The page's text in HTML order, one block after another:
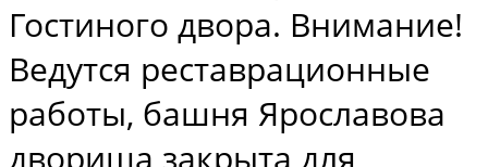
Гостиного двора. Внимание!
Ведутся реставрационные
работы, башня Ярославова
дворища закрыта для